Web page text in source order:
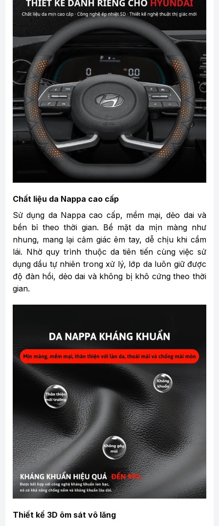
Chất liệu da Nappa cao cấp
Sử dụng da Nappa cao cấp, mềm mại, dẻo dai và
bền bỉ theo thời gian. Bề mặt da mịn màng như
nhung, mang lại cảm giác êm tay, dễ chịu khi cầm
lái. Nhờ quy trình thuộc da tiên tiến cùng việc sử
dụng dầu tự nhiên trong xử lý, lớp da luôn giữ được
độ đàn hồi, dẻo dai và không bị khô cứng theo thời
gian.
Thiết kế 3D ôm sát vô lăng